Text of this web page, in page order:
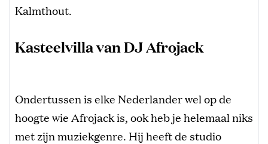
Kalmthout.
Kasteelvilla van DJ Afrojack
Ondertussen is elke Nederlander wel op de
hoogte wie Afrojack is, ook heb je helemaal niks
met zijn muziekgenre. Hij heeft de studio